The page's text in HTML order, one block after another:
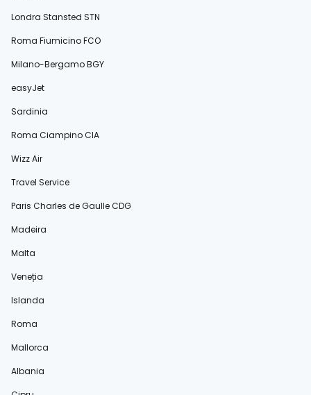
Londra Stansted STN
Roma Fiumicino FCO
Milano-Bergamo BGY
easyJet
Sardinia
Roma Ciampino CIA
Wizz Air
Travel Service
Paris Charles de Gaulle CDG
Madeira
Malta
Veneția
Islanda
Roma
Mallorca
Albania